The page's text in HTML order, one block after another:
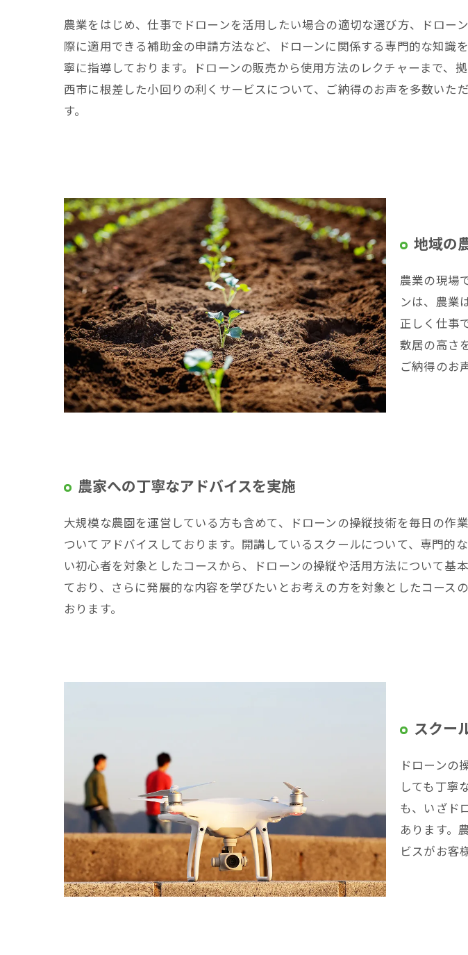
農業をはじめ、仕事でドローンを活用したい場合の適切な選び方、ドロー
際に適用できる補助金の申請方法など、ドローンに関係する専門的な知識
寧に指導しております。ドローンの販売から使用方法のレクチャーまで、
西市に根差した小回りの利くサービスについて、ご納得のお声を多数いた
す。
地域の
農業の現場
ンは、農業
正しく仕事
敷居の高さ
ご納得のお
農家への丁寧なアドバイスを実施
大規模な農園を運営している方も含めて、ドローンの操縦技術を毎日の作
ついてアドバイスしております。開講しているスクールについて、専門的
い初心者を対象としたコースから、ドローンの操縦や活用方法について基
ており、さらに発展的な内容を学びたいとお考えの方を対象としたコース
おります。
スクー
ドローンの
しても丁寧
も、いざド
あります。
ビスがお客